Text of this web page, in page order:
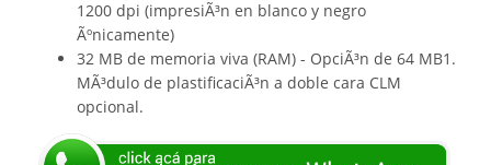
1200 dpi (impresiÃ³n en blanco y negro
Ãºnicamente)
32 MB de memoria viva (RAM) - OpciÃ³n de 64 MB1.
MÃ³dulo de plastificaciÃ³n a doble cara CLM
opcional.